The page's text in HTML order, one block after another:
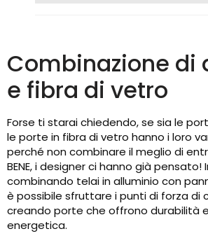
Combinazione di
e fibra di vetro
Forse ti starai chiedendo, se sia le
le porte in fibra di vetro hanno i loro
perché non combinare il meglio di
BENE, i designer ci hanno già pensato!
combinando telai in alluminio con
è possibile sfruttare i punti di forza di
creando porte che offrono durabilità
energetica.